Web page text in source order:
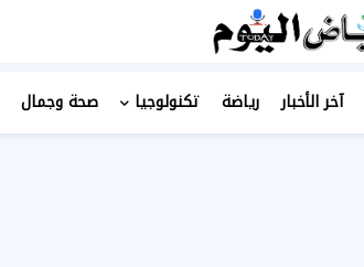
آخر الأخبار رياضة تكنولوجيا صحة وجمال